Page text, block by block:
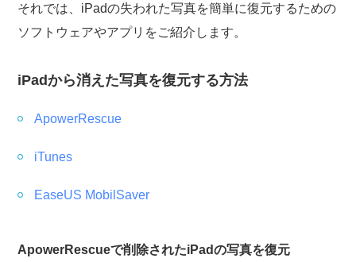
それでは、iPadの失われた写真を簡単に復元するための
ソフトウェアやアプリをご紹介します。
iPadから消えた写真を復元する方法
ApowerRescue
iTunes
EaseUS MobilSaver
ApowerRescueで削除されたiPadの写真を復元